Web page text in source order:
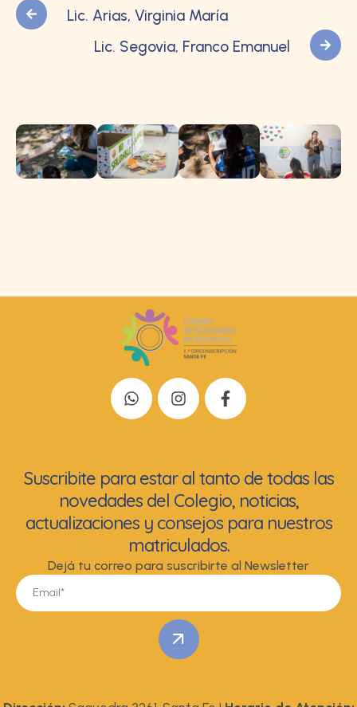
Lic. Arias, Virginia María
Lic. Segovia, Franco Emanuel
Suscribite para estar al tanto de todas las
novedades del Colegio, noticias,
actualizaciones y consejos para nuestros
matriculados.
Dejá tu correo para suscribirte al Newsletter